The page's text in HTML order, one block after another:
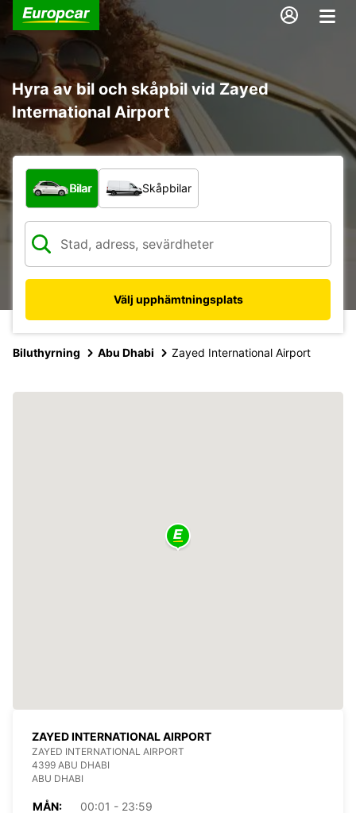
Hyra av bil och skåpbil vid Zayed
International Airport
Vilken typ av fordon?
Bilar Skåpbilar
Välj upphämtningsplats
Biluthyrning Abu Dhabi Zayed International Airport
ZAYED INTERNATIONAL AIRPORT
ZAYED INTERNATIONAL AIRPORT
4399 ABU DHABI
ABU DHABI
MÅN:
00:01 - 23:59